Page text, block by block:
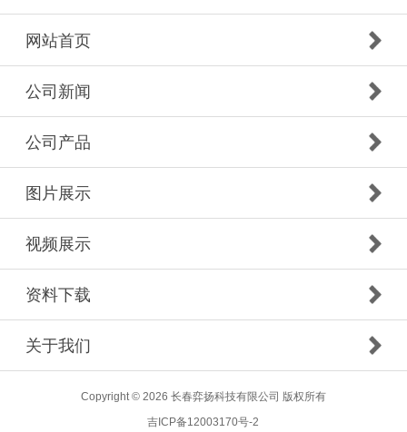
网站首页
公司新闻
公司产品
图片展示
视频展示
资料下载
关于我们
Copyright © 2026 长春弈扬科技有限公司 版权所有
吉ICP备12003170号-2